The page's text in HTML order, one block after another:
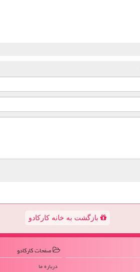
بازگشت به خانه کارکادو
صفحات كاركادو
درباره ما